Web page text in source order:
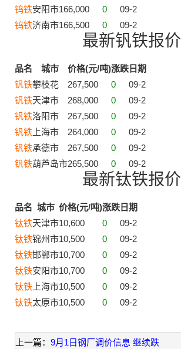
钨铁安阳市166,000 0
09-2
钨铁济南市166,500 0 09-2
最新钒铁报价
品名 城市 价格(元/吨)涨跌 日期
钒铁攀枝花 267,500 0
09-2
钒铁天津市 268,000 0
09-2
钒铁洛阳市 267,500 0
09-2
钒铁 上海市 264,000 0
09-2
钒铁承德市 267,500 0
09-2
钒铁葫芦岛市265,500 0 09-2
最新钛铁报价
品名 城市 价格(元/吨)涨跌 日期
钛铁天津市10,600 0
09-2
钛铁锦州市10,500 0
09-2
钛铁邯郸市10,700 0
09-2
钛铁安阳市10,700 0
09-2
钛铁 上海市10,500 0
09-2
钛铁太原市10,500 0 09-2
上一篇： 9月1日钢厂调价信息 继续跌